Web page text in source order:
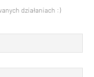
działaniach :)